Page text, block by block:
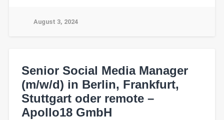
August 3, 2024
Senior Social Media Manager
(m/w/d) in Berlin, Frankfurt,
Stuttgart oder remote –
Apollo18 GmbH